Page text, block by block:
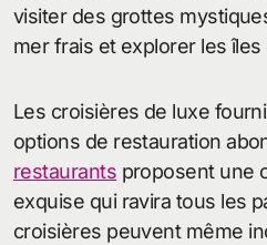
visiter des grottes
mer frais et explorer les
Les croisières de luxe
options de restauration
restaurants proposent une
exquise qui ravira tous les
croisières peuvent même